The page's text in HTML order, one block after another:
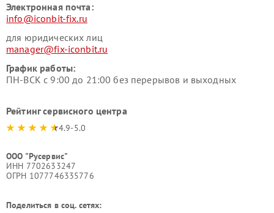
Электронная почта:
info@iconbit-fix.ru
для юридических лиц
manager@fix-iconbit.ru
График работы:
ПН-ВСК с 9:00 до 21:00 без перерывов и выходных
Рейтинг сервисного центра
4.9-5.0
ООО "Русервис"
ИНН 7702633247
ОГРН 1077746335776
Поделиться в соц. сетях: